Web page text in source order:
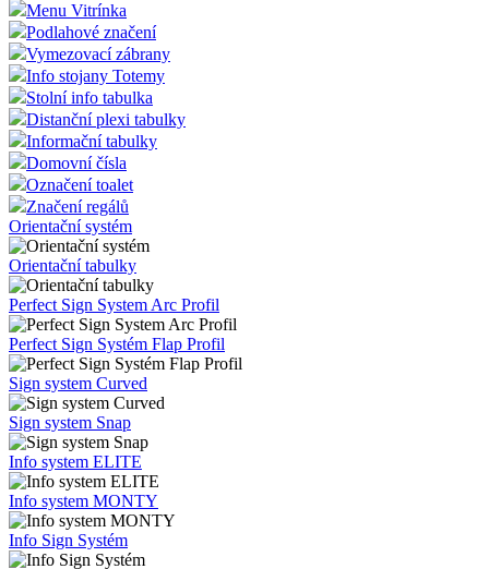
Menu Vitrínka
Podlahové značení
Vymezovací zábrany
Info stojany Totemy
Stolní info tabulka
Distanční plexi tabulky
Informační tabulky
Domovní čísla
Označení toalet
Značení regálů
Orientační systém
Orientační tabulky
Perfect Sign System Arc Profil
Perfect Sign Systém Flap Profil
Sign system Curved
Sign system Snap
Info system ELITE
Info system MONTY
Info Sign Systém